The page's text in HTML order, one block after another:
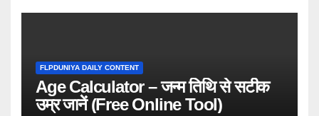
FLPDUNIYA DAILY CONTENT
Age Calculator – जन्म तिथि से सटीक
उम्र जानें (Free Online Tool)